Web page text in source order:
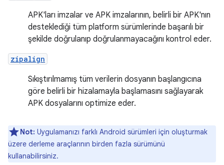
APK'ları imzalar ve APK imzalarının, belirli bir APK'nın
desteklediği tüm platform sürümlerinde başarılı bir
şekilde doğrulanıp doğrulanmayacağını kontrol eder.
zipalign
Sıkıştırılmamış tüm verilerin dosyanın başlangıcına
göre belirli bir hizalamayla başlamasını sağlayarak
APK dosyalarını optimize eder.
Not: Uygulamanızı farklı Android sürümleri için oluşturmak
üzere derleme araçlarının birden fazla sürümünü
kullanabilirsiniz.